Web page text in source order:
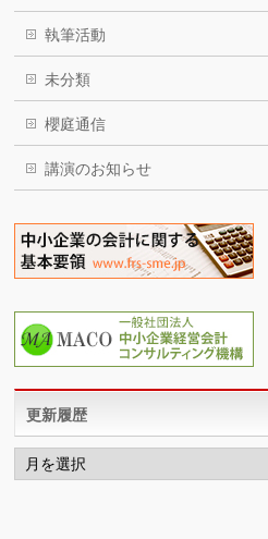
執筆活動
未分類
櫻庭通信
講演のお知らせ
更新履歴
更
新
履